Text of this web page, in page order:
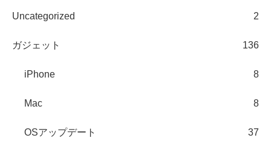
Uncategorized 2
ガジェット 136
iPhone 8
Mac 8
OSアップデート 37